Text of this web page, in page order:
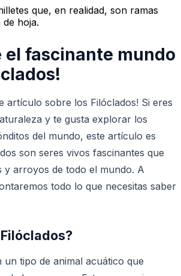
que, en realidad, son ramas
hoja.
el fascinante mundo
artículo sobre los Filóclados! Si eres
y te gusta explorar los
del mundo, este artículo es
son seres vivos fascinantes que
y arroyos de todo el mundo. A
todo lo que necesitas saber
un tipo de animal acuático que